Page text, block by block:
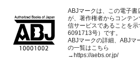
ABJマークは、この電子
が、著作権者からコンテ
信サービスであることを
6091713号）です。
ABJマークの詳細、ABJマ
の一覧はこちら
→ https://aebs.or.jp/